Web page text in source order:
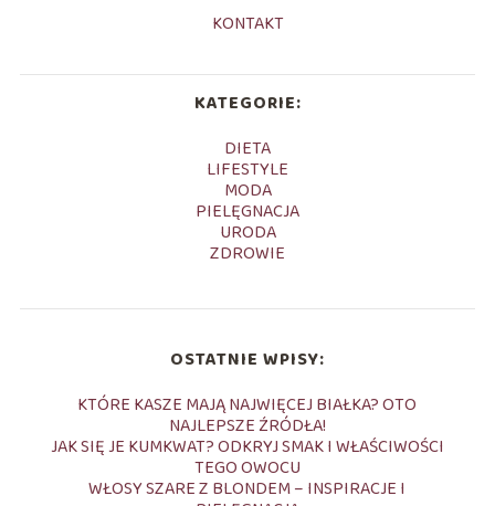
KONTAKT
KATEGORIE:
DIETA
LIFESTYLE
MODA
PIELĘGNACJA
URODA
ZDROWIE
OSTATNIE WPISY:
KTÓRE KASZE MAJĄ NAJWIĘCEJ BIAŁKA? OTO
NAJLEPSZE ŹRÓDŁA!
JAK SIĘ JE KUMKWAT? ODKRYJ SMAK I WŁAŚCIWOŚCI
TEGO OWOCU
WŁOSY SZARE Z BLONDEM – INSPIRACJE I